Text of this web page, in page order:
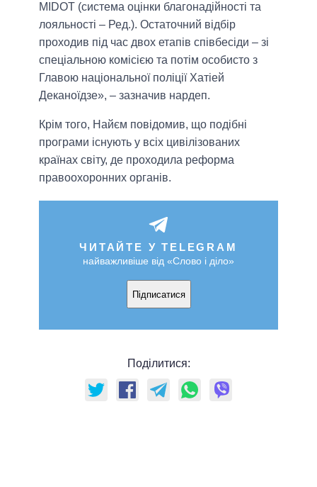
MIDOT (система оцінки благонадійності та
лояльності – Ред.). Остаточний відбір
проходив під час двох етапів співбесіди – зі
спеціальною комісією та потім особисто з
Главою національної поліції Хатіей
Деканоїдзе», – зазначив нардеп.
Крім того, Найєм повідомив, що подібні
програми існують у всіх цивілізованих
країнах світу, де проходила реформа
правоохоронних органів.
ЧИТАЙТЕ У TELEGRAM
найважливіше від «Слово і діло»
Підписатися
Поділитися: